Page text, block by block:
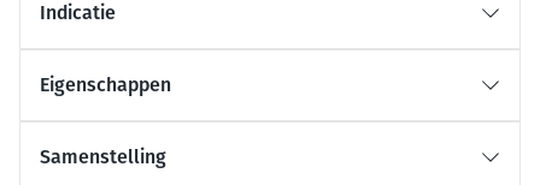
Indicatie
Eigenschappen
Samenstelling